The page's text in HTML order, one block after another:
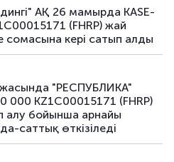
АҚ 26 мамырда KASE-
(FHRP) жай
сомасына кері сатып алды
"РЕСПУБЛИКА"
KZ1C00015171 (FHRP)
алу бойынша арнайы
саттық өткізіледі